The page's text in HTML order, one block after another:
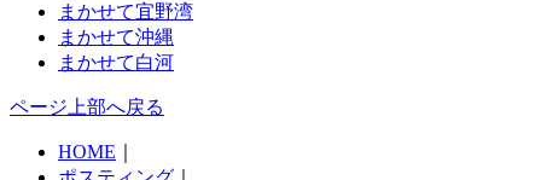
まかせて宜野湾
まかせて沖縄
まかせて白河
ページ上部へ戻る
HOME